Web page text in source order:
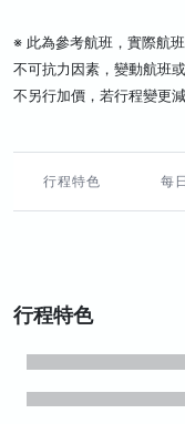
※ 此為參考航班，實際航
不可抗力因素，變動航班
不另行加價，若行程變更
行程特色 每
行程特色